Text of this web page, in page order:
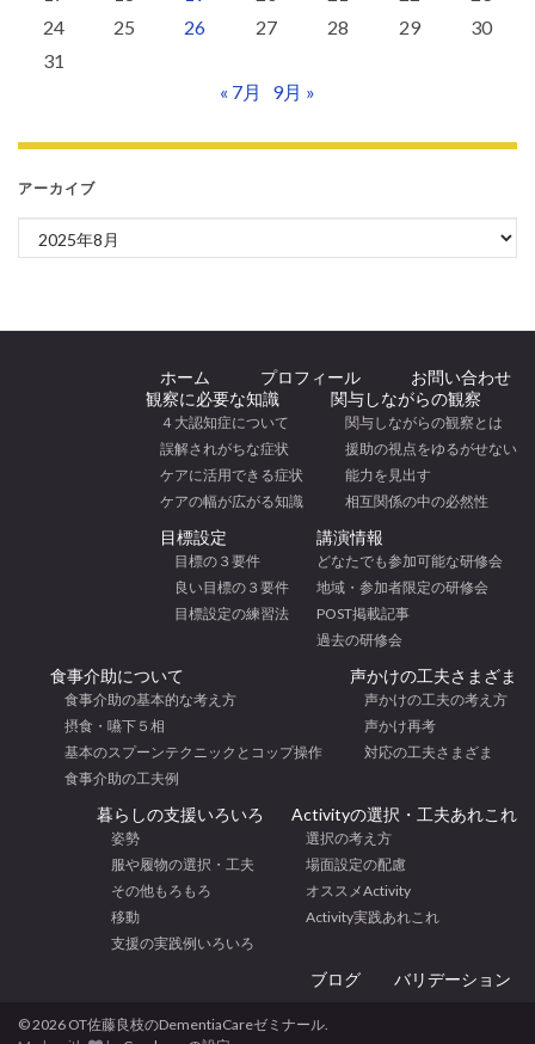
24
25 26 27 28 29
30
31
« 7月
9月 »
アーカイブ
アーカイブ
ホーム プロフィール
お問い合わせ
観察に必要な知識
４大認知症について
誤解されがちな症状
ケアに活用できる症状
ケアの幅が広がる知識
関与しながらの観察
関与しながらの観察とは
援助の視点をゆるがせない
能力を見出す
相互関係の中の必然性
目標設定
目標の３要件
良い目標の３要件
目標設定の練習法
講演情報
どなたでも参加可能な研修会
地域・参加者限定の研修会
POST掲載記事
過去の研修会
食事介助について
食事介助の基本的な考え方
摂食・嚥下５相
基本のスプーンテクニックとコップ操作
食事介助の工夫例
声かけの工夫さまざま
声かけの工夫の考え方
声かけ再考
対応の工夫さまざま
暮らしの支援いろいろ
姿勢
服や履物の選択・工夫
その他もろもろ
移動
支援の実践例いろいろ
Activityの選択・工夫あれこれ
選択の考え方
場面設定の配慮
オススメActivity
Activity実践あれこれ
ブログ バリデーション
© 2026 OT佐藤良枝のDementiaCareゼミナール.